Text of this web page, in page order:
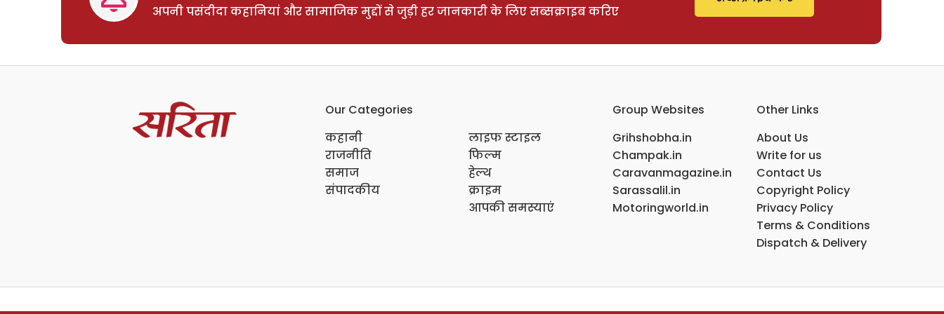
अपनी पसंदीदा कहानियां और सामाजिक मुद्दों से जुड़ी हर जानकारी के लिए सब्सक्राइब करिए
Our Categories
कहानी
राजनीति
समाज
संपादकीय
लाइफ स्टाइल
फिल्म
हेल्थ
क्राइम
आपकी समस्याएं
Group Websites
Grihshobha.in
Champak.in
Caravanmagazine.in
Sarassalil.in
Motoringworld.in
Other Links
About Us
Write for us
Contact Us
Copyright Policy
Privacy Policy
Terms & Conditions
Dispatch & Delivery